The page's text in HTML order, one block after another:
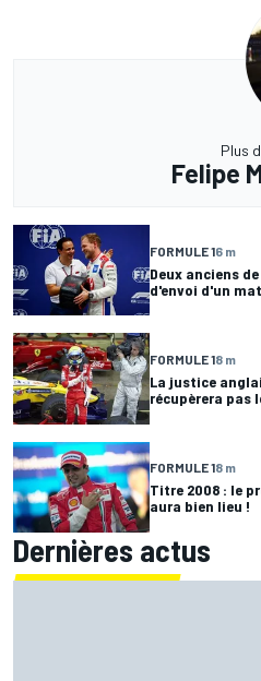
Plus
Felipe
FORMULE 16 m
Deux anciens
d'envoi d'un
FORMULE 18 m
La justice
récupèrera pas
FORMULE 18 m
Titre 2008 : le
aura bien lieu !
Dernières actus